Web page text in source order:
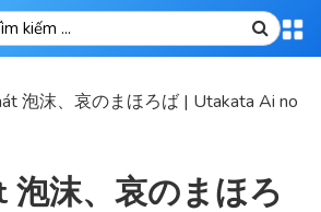
泡沫、哀のまほろば | Utakata Ai no
泡沫、哀のまほろ